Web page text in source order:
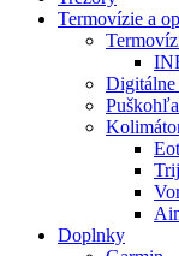
Termovízie a
Digitálne
Doplnky